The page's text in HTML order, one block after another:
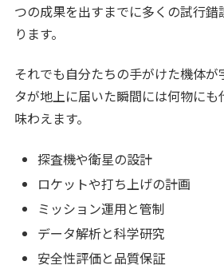
つの成果を出すまでに多くの試行
ります。
それでも自分たちの手がけた機体が
タが地上に届いた瞬間には何物にも
味わえます。
探査機や衛星の設計
ロケットや打ち上げの計画
ミッション運用と管制
データ解析と科学研究
安全性評価と品質保証